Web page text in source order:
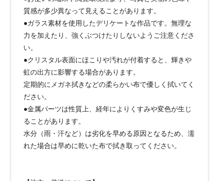
質感が多少異なって見えることがあります。
●ガラス素材を使用したデリケートな作品です。無理な
力を加えたり、強くぶつけたりしないようご注意くださ
い。
●クリスタル表面にほこりや汚れが付着すると、輝きや
虹の出方に影響する場合があります。
定期的にメガネ拭きなどの柔らかい布で優しく拭いてく
ださい。
●金属パーツは性質上、経年によりくすみや変色が生じ
ることがあります。
水分（雨・汗など）は劣化を早める原因となるため、濡
れた場合は早めに乾いた布で拭き取ってください。